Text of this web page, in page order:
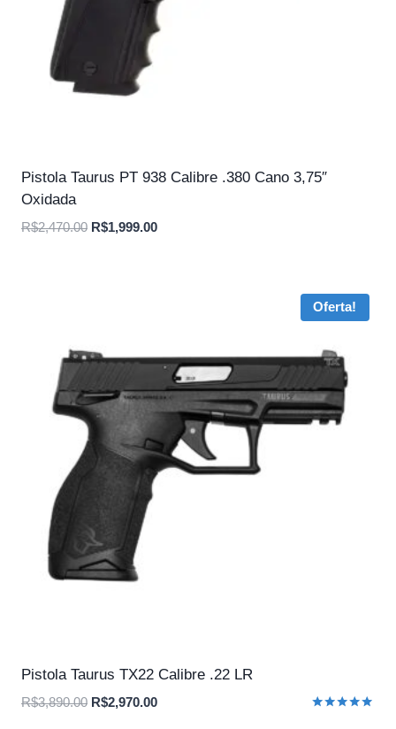
Pistola Taurus PT 938 Calibre .380 Cano 3,75″
Oxidada
R$2,470.00 O
R$1,999.00O
Oferta!
Pistola Taurus TX22 Calibre .22 LR
R$3,890.00 O
R$2,970.00O